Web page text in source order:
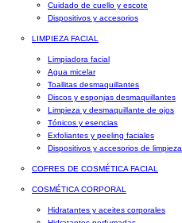
Cuidado de cuello y escote
Dispositivos y accesorios
LIMPIEZA FACIAL
Limpiadora facial
Agua micelar
Toallitas desmaquillantes
Discos y esponjas desmaquillantes
Limpieza y desmaquillante de ojos
Tónicos y esencias
Exfoliantes y peeling faciales
Dispositivos y accesorios de limpieza
COFRES DE COSMÉTICA FACIAL
COSMÉTICA CORPORAL
Hidratantes y aceites corporales